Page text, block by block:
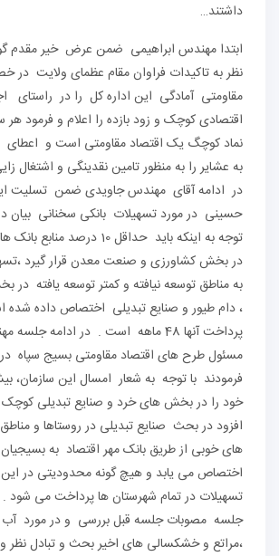
داشتند…
ابتدا مهندس ابراهیمی ضمن عرض خیر مقدم
نظر به تاکیدات فراوان مقام عظمای ولایت در
مقاومتی آمادگی این اداره کل را در راستای
اقتصادی کوچک و زود بازده را اعلام و فرمود هر
نماد کوچگ یک اقتصاد مقاومتی است و اعطای
به عشایر را به منظور تامین نقدینگی و اشتغال
در ادامه آقای مهندس جاویدی ضمن تسلیت
حسینی در مورد تسهیلات بانکی سخنانی بیان
توجه به اینکه باید حداقل 10
در بخش کشاورزی و صنعت معدن قرار گیرد
به مناطق توسعه نیافته و کمتر توسعه یافته
، دام طیور و صنایع تبدیلی اختصاص داده شده
پرداخت آنها 48 ماهه است . در ادامه
مسئول طرح های اقتصاد مقاومتی بسیج سپاه
فرمودند با توجه به شعار امسال این سازمان،
خود را در بخش های خرد و صنایع تبدیلی کوچک
افزود در بحث صنایع تبدیلی در روستاها و
های خوبی از طریق بانک مهر اقتصاد به
اختصاص می یابد و هیچ گونه محدودیتی در این
تسهیلات در تمام شهرستان ها پرداخت می شود .
جلسه مصوبات جلسه قبل بررسی و در مورد آب
،مراتع و خشکسالی های اخیر بحث و تبادل نظر